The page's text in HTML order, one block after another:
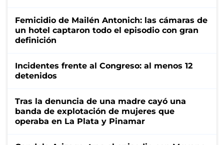
Femicidio de Mailén Antonich: las cámaras de
un hotel captaron todo el episodio con gran
definición
Incidentes frente al Congreso: al menos 12
detenidos
Tras la denuncia de una madre cayó una
banda de explotación de mujeres que
operaba en La Plata y Pinamar